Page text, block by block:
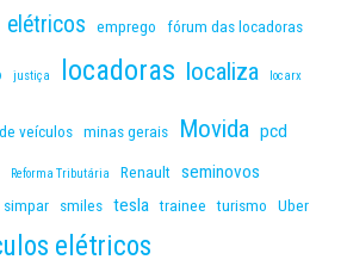
elétricos emprego fórum das locadoras
justiça locadoras localiza locarx
veículos minas gerais Movida pcd
Reforma Tributária Renault seminovos
simpar smiles tesla trainee turismo Uber
elétricos